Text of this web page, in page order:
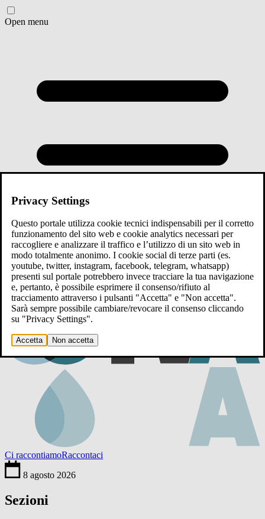
Open menu
Ci raccontiamoRaccontaci
8 agosto 2026
Sezioni
Privacy Settings
Questo portale utilizza cookie tecnici indispensabili per il corretto
funzionamento del sito web e cookie analytics necessari per
raccogliere e analizzare il traffico e l’utilizzo di un sito web in
modo totalmente anonimo. I cookie social di terze parti (es.
youtube, twitter, instagram, facebook, telegram, whatsapp)
presenti sul portale potrebbero invece tracciare la tua navigazione
e, pertanto, è possibile esprimere il consenso/rifiuto al
tracciamento attraverso i pulsanti "Accetta" e "Non accetta".
Sarà sempre possibile cambiare/revocare il consenso cliccando
su "Privacy Settings".
Accetta Non accetta